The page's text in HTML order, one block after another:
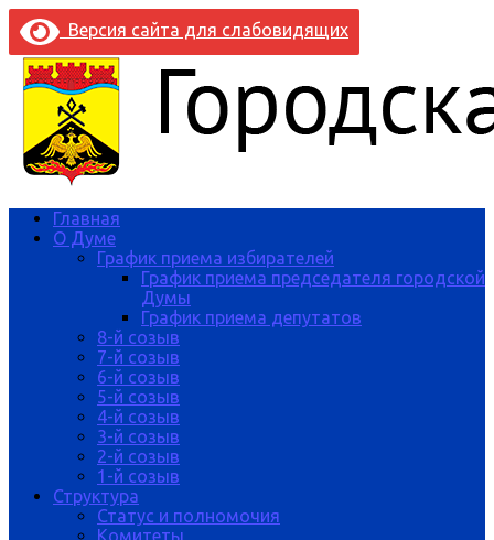
Версия сайта для слабовидящих
Главная
О Думе
График приема избирателей
График приема председателя городской
Думы
График приема депутатов
8-й созыв
7-й созыв
6-й созыв
5-й созыв
4-й созыв
3-й созыв
2-й созыв
1-й созыв
Структура
Статус и полномочия
Комитеты